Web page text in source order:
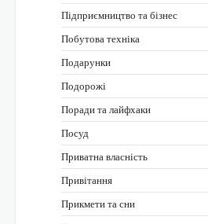
Підприємництво та бізнес
Побутова техніка
Подарунки
Подорожі
Поради та лайфхаки
Посуд
Приватна власність
Привітання
Прикмети та сни